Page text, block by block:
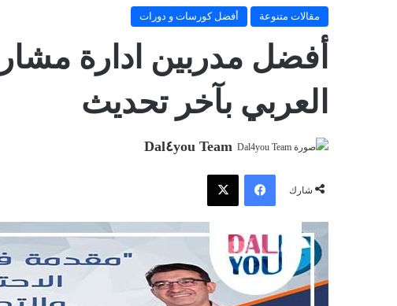
مقالات متنوعة أفضل كورسات و دورات
العربي بآخر تحديث
Dal٤you Team
شارك
فيسبوك